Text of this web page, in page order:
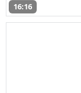
16:16